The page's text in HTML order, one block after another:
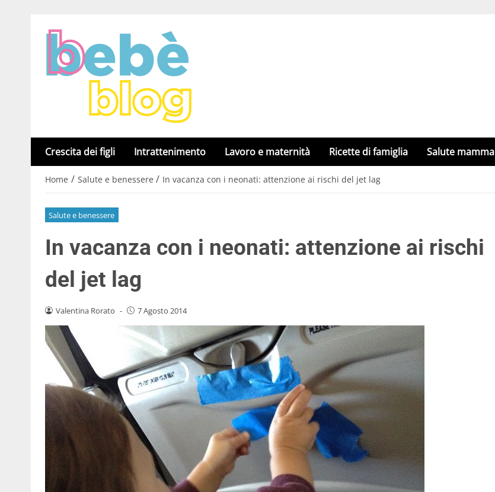
Crescita dei figli Intrattenimento Lavoro e maternità Ricette di famiglia Salute mamma
Home / Salute e benessere / In vacanza con i neonati: attenzione ai rischi del jet lag
Salute e benessere
In vacanza con i neonati: attenzione ai rischi
del jet lag
Valentina Rorato - 7 Agosto 2014